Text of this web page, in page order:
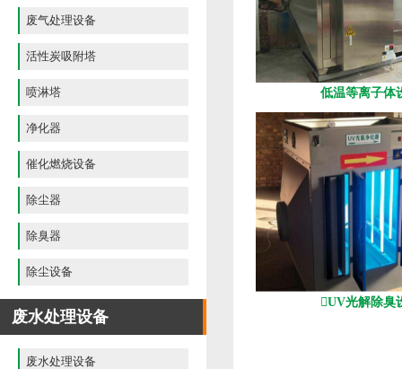
废气处理设备
活性炭吸附塔
喷淋塔
净化器
催化燃烧设备
除尘器
除臭器
除尘设备
废水处理设备
废水处理设备
低温等离子体
UV光解除臭